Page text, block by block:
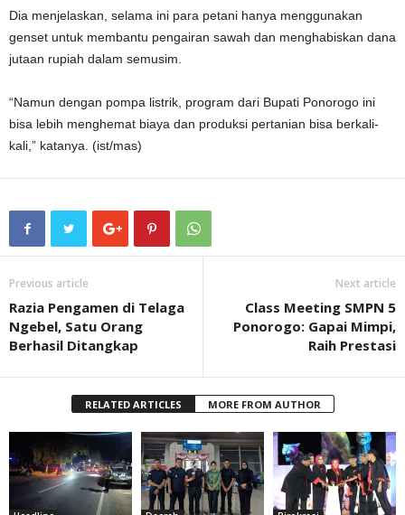
Dia menjelaskan, selama ini para petani hanya menggunakan
genset untuk membantu pengairan sawah dan menghabiskan dana
jutaan rupiah dalam semusim.
“Namun dengan pompa listrik, program dari Bupati Ponorogo ini
bisa lebih menghemat biaya dan produksi pertanian bisa berkali-
kali,” katanya. (ist/mas)
Previous article
Razia Pengamen di Telaga
Ngebel, Satu Orang
Berhasil Ditangkap
Next article
Class Meeting SMPN 5
Ponorogo: Gapai Mimpi,
Raih Prestasi
RELATED ARTICLES MORE FROM AUTHOR